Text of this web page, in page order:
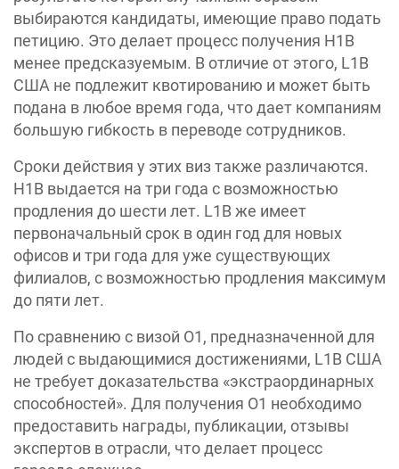
выбираются кандидаты, имеющие право подать
петицию. Это делает процесс получения H1B
менее предсказуемым. В отличие от этого, L1B
США не подлежит квотированию и может быть
подана в любое время года, что дает компаниям
большую гибкость в переводе сотрудников.
Сроки действия у этих виз также различаются.
H1B выдается на три года с возможностью
продления до шести лет. L1B же имеет
первоначальный срок в один год для новых
офисов и три года для уже существующих
филиалов, с возможностью продления максимум
до пяти лет.
По сравнению с визой O1, предназначенной для
людей с выдающимися достижениями, L1B США
не требует доказательства «экстраординарных
способностей». Для получения O1 необходимо
предоставить награды, публикации, отзывы
экспертов в отрасли, что делает процесс